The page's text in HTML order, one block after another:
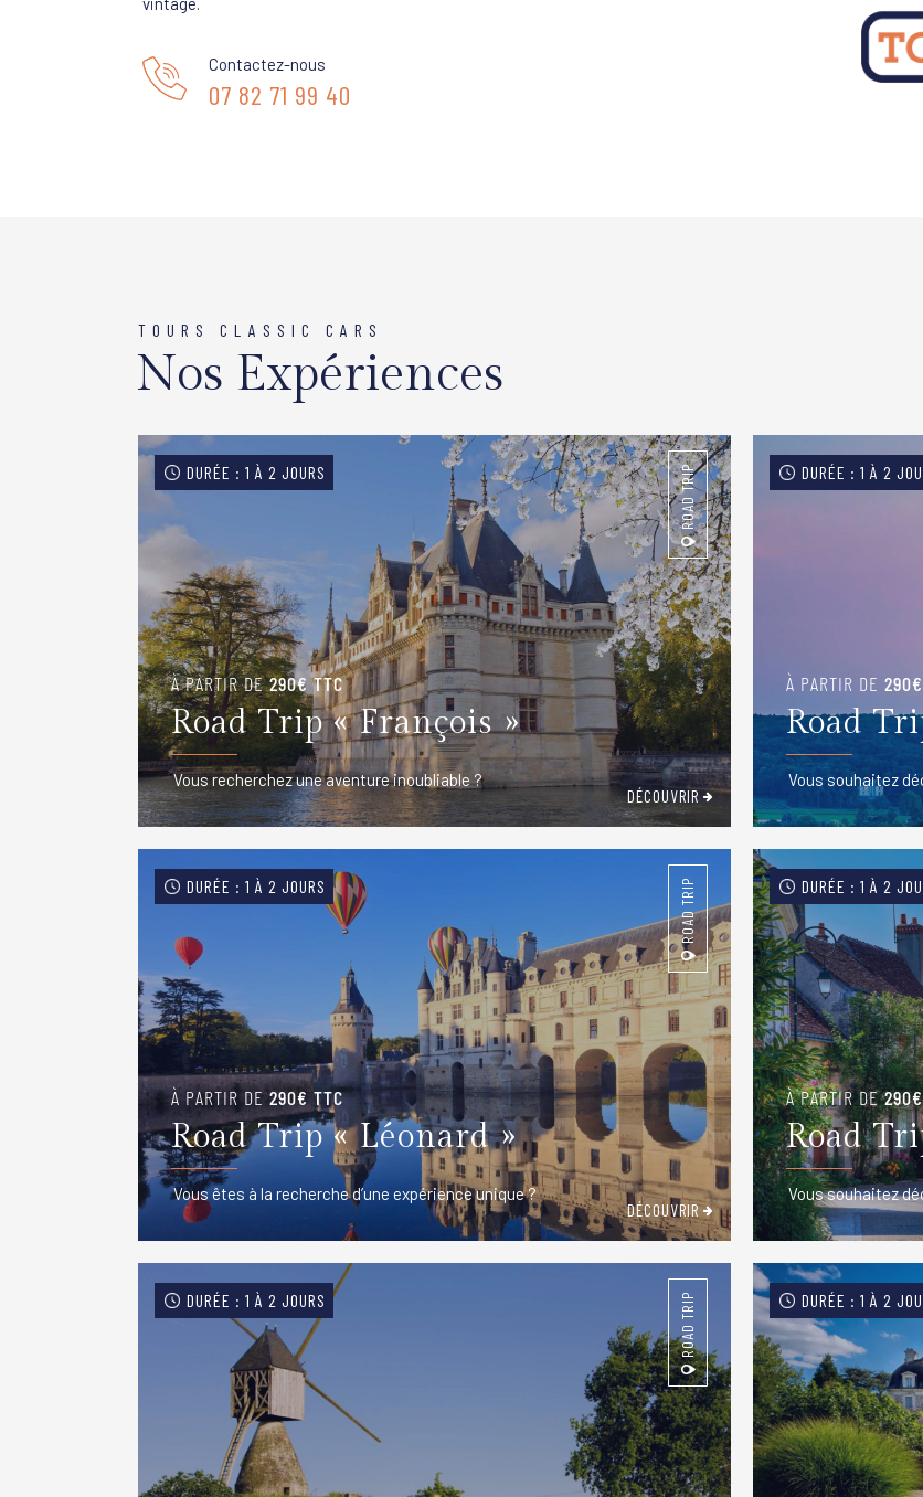
Contactez-nous
07 82 71 99 40
TOURS CLASSIC CARS
Nos Expériences
DURÉE : 1 À 2 JOURS ROAD TRIP
À PARTIR DE290€ TTC
Road Trip « François »
Vous recherchez une aventure inoubliable ?
DÉCOUVRIR
DURÉE : 1 À 2
À PARTIR DE
Road
Vous souhaitez
DURÉE : 1 À 2 JOURS ROAD TRIP
À PARTIR DE290€ TTC
Road Trip « Léonard »
Vous êtes à la recherche d’une expérience unique ?
DÉCOUVRIR
DURÉE : 1 À 2
À PARTIR DE
Road
Vous souhaitez
DURÉE : 1 À 2 JOURS ROAD TRIP DURÉE : 1 À 2